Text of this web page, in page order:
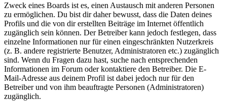
Zweck eines Boards ist es, einen Austausch mit anderen Personen
zu ermöglichen. Du bist dir daher bewusst, dass die Daten deines
Profils und die von dir erstellten Beiträge im Internet öffentlich
zugänglich sein können. Der Betreiber kann jedoch festlegen, dass
einzelne Informationen nur für einen eingeschränkten Nutzerkreis
(z. B. andere registrierte Benutzer, Administratoren etc.) zugänglich
sind. Wenn du Fragen dazu hast, suche nach entsprechenden
Informationen im Forum oder kontaktiere den Betreiber. Die E-
Mail-Adresse aus deinem Profil ist dabei jedoch nur für den
Betreiber und von ihm beauftragte Personen (Administratoren)
zugänglich.